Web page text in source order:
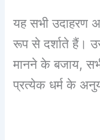
यह सभी उदाहरण
रूप से दर्शाते हैं।
मानने के बजाय,
प्रत्येक धर्म के